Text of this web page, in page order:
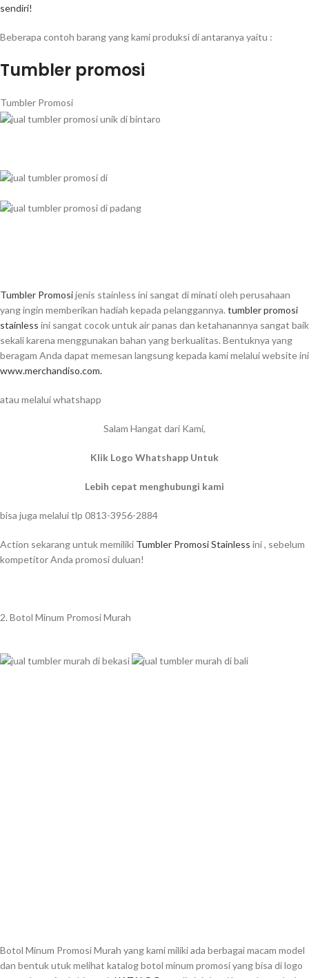
sendiri!
Beberapa contoh barang yang kami produksi di antaranya yaitu :
Tumbler promosi
Tumbler Promosi
Tumbler Promosijenis stainless ini sangat di minati oleh perusahaan
yang ingin memberikan hadiah kepada pelanggannya. tumbler promosi
stainless ini sangat cocok untuk air panas dan ketahanannya sangat baik
sekali karena menggunakan bahan yang berkualitas. Bentuknya yang
beragam Anda dapat memesan langsung kepada kami melalui website ini
www.merchandiso.com.
atau melalui whatshapp
Salam Hangat dari Kami,
Klik Logo Whatshapp Untuk
Lebih cepat menghubungi kami
bisa juga melalui tlp 0813-3956-2884
Action sekarang untuk memiliki Tumbler Promosi Stainless ini , sebelum
kompetitor Anda promosi duluan!
2. Botol Minum Promosi Murah
Botol Minum Promosi Murah yang kami miliki ada berbagai macam model
dan bentuk utuk melihat katalog botol minum promosi yang bisa di logo